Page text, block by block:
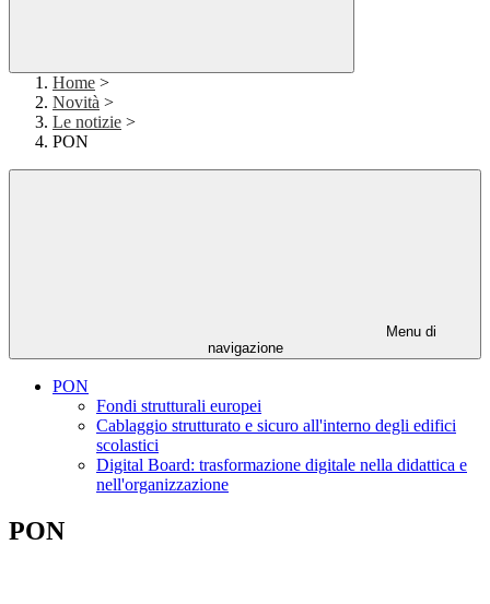
Home >
Novità >
Le notizie >
PON
Menu di
navigazione
PON
Fondi strutturali europei
Cablaggio strutturato e sicuro all'interno degli edifici
scolastici
Digital Board: trasformazione digitale nella didattica e
nell'organizzazione
PON